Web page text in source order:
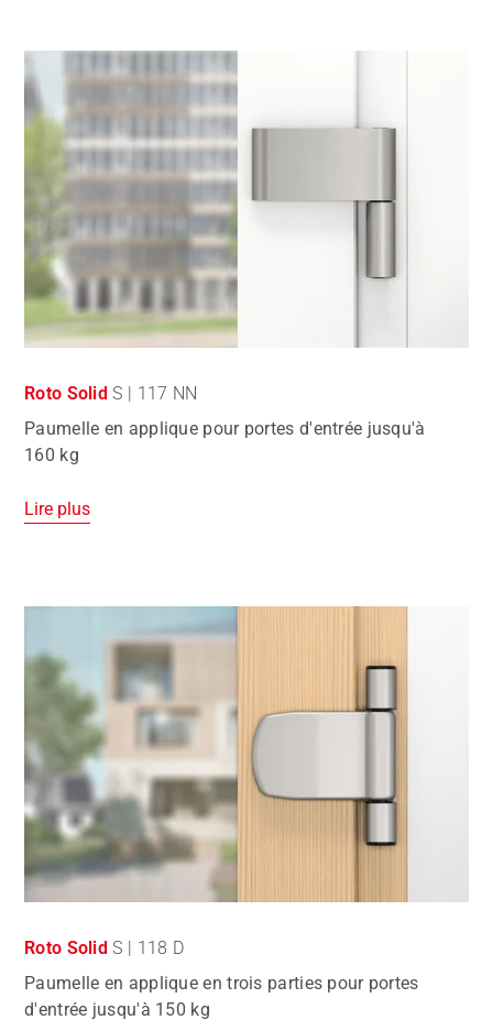
Roto Solid S | 117 NN
Paumelle en applique pour portes d'entrée jusqu'à
160 kg
Lire plus
Roto Solid S | 118 D
Paumelle en applique en trois parties pour portes
d'entrée jusqu'à 150 kg